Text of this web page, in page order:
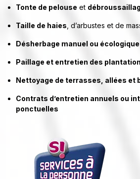
Tonte de pelouse et
Taille de haies , d’arbustes et de
Désherbage manuel ou écologique
Paillage et entretien des
Nettoyage de terrasses, allées et
Contrats d’entretien annuels ou
ponctuelles